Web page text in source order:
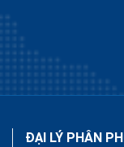
ĐẠI LÝ PHÂN